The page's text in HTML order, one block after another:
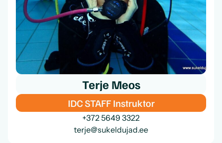
Terje Meos
IDC STAFF Instruktor
+372 5649 3322
terje@sukeldujad.ee